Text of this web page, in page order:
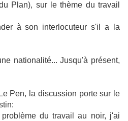
Plan), sur le thème du travail
à son interlocuteur s'il a la
nationalité... Jusqu'à présent,
Pen, la discussion porte sur le
du travail au noir, j'ai